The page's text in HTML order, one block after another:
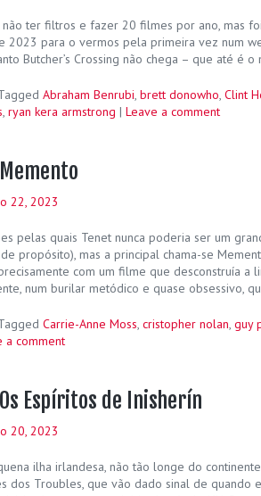
ter filtros e fazer 20 filmes por ano, mas
2023 para o vermos pela primeira vez num
Butcher’s Crossing não chega – que até é
Abraham Benrubi, brett donowho, Clint
, ryan kera armstrong | Leave a comment
Memento
22, 2023
pelas quais Tenet nunca poderia ser um
propósito), mas a principal chama-se
com um filme que desconstruía a
num burilar metódico e quase obsessivo,
Carrie-Anne Moss, cristopher nolan, guy
a comment
Os Espíritos de Inisherín
20, 2023
ilha irlandesa, não tão longe do
dos Troubles, que vão dado sinal de quando